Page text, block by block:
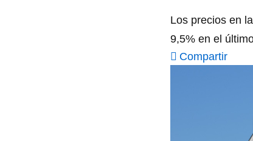
Los precios en
9,5% en el
Compartir